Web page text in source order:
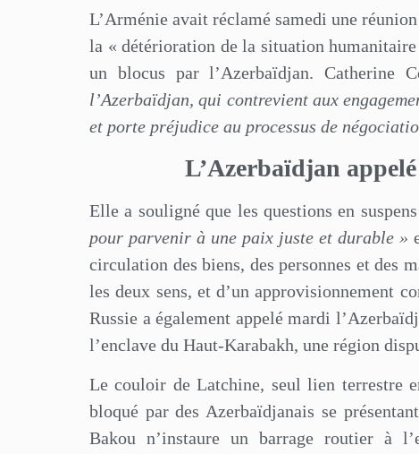
L’Arménie avait réclamé samedi une
la « détérioration de la situation
un blocus par l’Azerbaïdjan. Catherine
l’Azerbaïdjan, qui contrevient aux
et porte préjudice au processus de
L’Azerbaïdjan
Elle a souligné que les questions en suspens
pour parvenir à une paix juste et durable »
circulation des biens, des personnes et des
les deux sens, et d’un approvisionnement
Russie a également appelé mardi
l’enclave du Haut-Karabakh, une région
Le couloir de Latchine, seul lien terrestre
bloqué par des Azerbaïdjanais se
Bakou n’instaure un barrage routier à